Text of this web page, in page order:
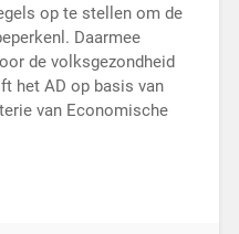
op te stellen om de
Daarmee
de volksgezondheid
het AD op basis van
van Economische